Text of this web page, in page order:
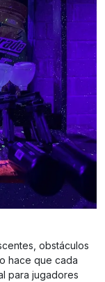
obstáculos
hace que cada
para jugadores